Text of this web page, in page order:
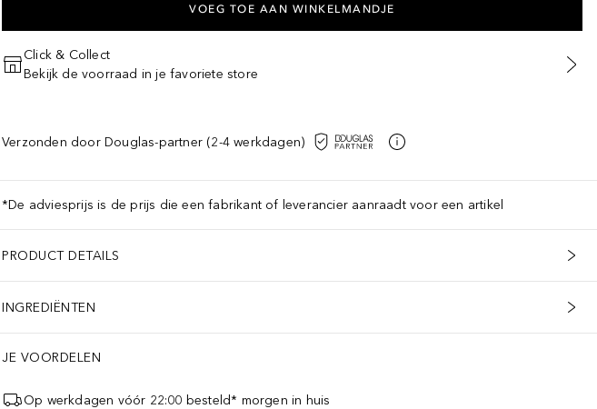
VOEG TOE AAN WINKELMANDJE
Click & Collect
Bekijk de voorraad in je favoriete store
Verzonden door Douglas-partner (2-4 werkdagen)
*De adviesprijs is de prijs die een fabrikant of leverancier aanraadt voor een artikel
PRODUCT DETAILS
INGREDIËNTEN
JE VOORDELEN
Op werkdagen vóór 22:00 besteld* morgen in huis